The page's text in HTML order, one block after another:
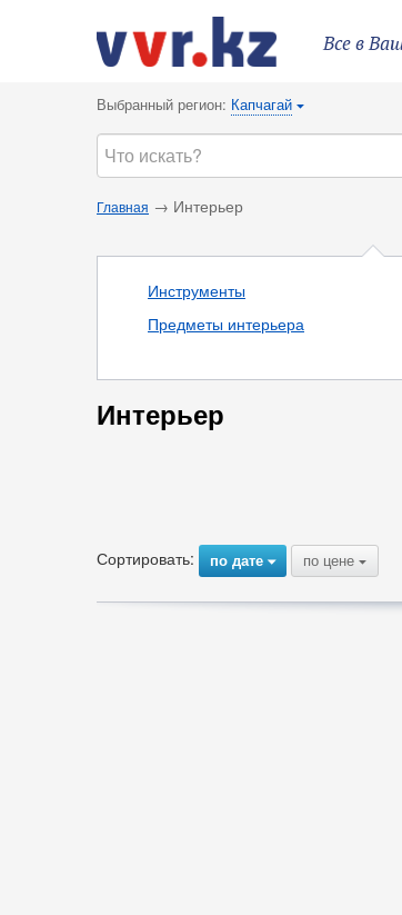
Все в
Выбранный регион: Капчагай {
Главная → Интерьер
Инструменты
Предметы интерьера
Интерьер
Сортировать: по дате{ по цене {